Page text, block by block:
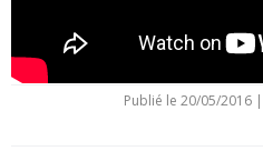
Publié le 20/05/2016 |